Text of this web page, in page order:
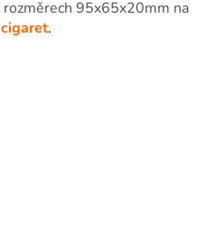
rozměrech 95x65x20mm na
.